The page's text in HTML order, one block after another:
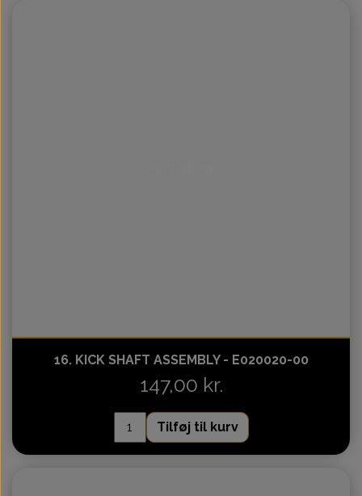
16. KICK SHAFT ASSEMBLY - E020020-00
147,00 kr.
Tilføj til kurv